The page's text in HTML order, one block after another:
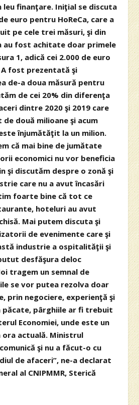
leu finanţare. Iniţial se discuta
euro pentru HoReCa, care a
pe cele trei măsuri, şi din
au fost achitate doar primele
1, adică cei 2.000 de euro
A fost prezentată şi
de-a doua măsură pentru
de cei 20% din diferenţa
dintre 2020 şi 2019 care
de două milioane şi acum
înjumătăţit la un milion.
că mai bine de jumătate
economici nu vor beneficia
şi discutăm despre o zonă şi
care nu a avut încasări
foarte bine că tot ce
hoteluri au avut
Mai putem discuta şi
de evenimente care şi
industrie a ospitalităţii şi
desfăşura deloc
tragem un semnal de
se vor putea rezolva doar
prin negociere, experienţă şi
păcate, pârghiile ar fi trebuit
Economiei, unde este un
actuală. Ministrul
şi nu a făcut-o cu
de afaceri”, ne-a declarat
al CNIPMMR, Sterică